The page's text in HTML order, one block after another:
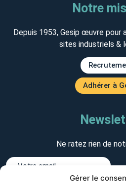
Gérer le
Notre
Depuis 1953, Gesip œuvre pour
sites industriels &
Adhérer à
Ne ratez rien de